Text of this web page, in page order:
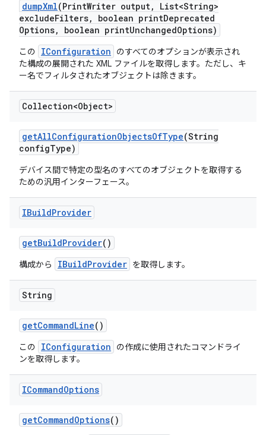
dumpXml(PrintWriter output,
List<String>
excludeFilters, boolean printDeprecated
Options, boolean printUnchangedOptions)
この IConfiguration
のすべてのオプションが表示され
た構成の展開された XML ファイルを取得します。ただし、キ
ー名でフィルタされたオブジェクトは除きます。
Collection<Object>
getAllConfigurationObjectsOfType(String
configType)
デバイス間で特定の型名のすべてのオブジェクトを取得する
ための汎用インターフェース。
IBuildProvider
getBuildProvider()
構成から IBuildProvider を取得します。
String
getCommandLine()
この IConfiguration
の作成に使用されたコマンドライ
ンを取得します。
ICommandOptions
getCommandOptions()